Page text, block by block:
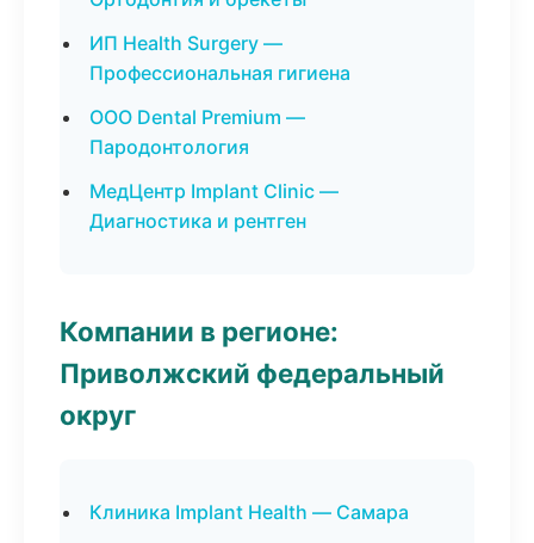
ИП Health Surgery —
Профессиональная гигиена
ООО Dental Premium —
Пародонтология
МедЦентр Implant Clinic —
Диагностика и рентген
Компании в регионе:
Приволжский федеральный
округ
Клиника Implant Health — Самара